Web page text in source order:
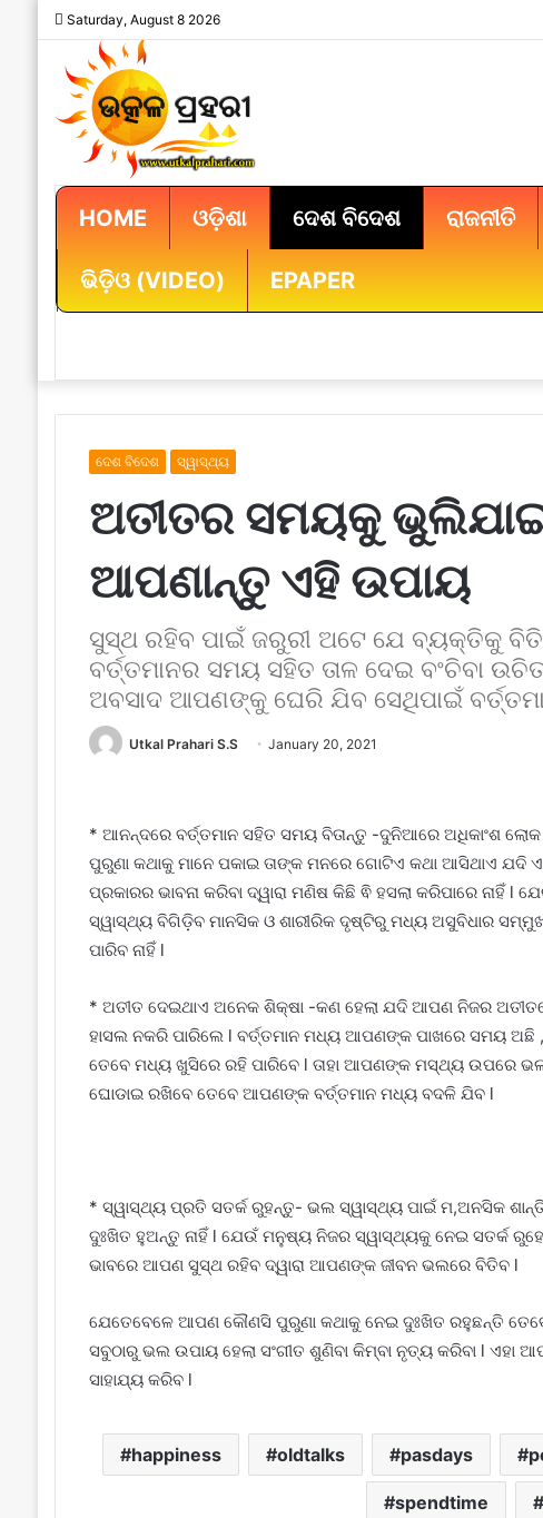
Saturday, August 8 2026
HOME ଓଡ଼ିଶା ଦେଶ ବିଦେଶ ରାଜନୀତି
ଭିଡ଼ିଓ (VIDEO) EPAPER
ଦେଶ ବିଦେଶ ସ୍ୱାସ୍ଥ୍ୟ
ଅତୀତର ସମୟକୁ
ଆପଣାନ୍ତୁ ଏହି ଉପାୟ
ସୁସ୍ଥ ରହିବ ପାଇଁ ଜରୁରୀ ଅଟେ ଯେ ବ୍ୟକ୍ତିକୁ
ବର୍ତ୍ତମାନର ସମୟ ସହିତ ତାଳ ଦେଇ ବଂଚିବା
ଅବସାଦ ଆପଣଙ୍କୁ ଘେରି ଯିବ ସେଥିପାଇଁ
Utkal Prahari S.S January 20, 2021
* ଆନନ୍ଦରେ ବର୍ତ୍ତମାନ ସହିତ ସମୟ ବିତାନ୍ତୁ -ଦୁନିଆରେ ଅଧିକାଂଶ
ପୁରୁଣା କଥାକୁ ମାନେ ପକାଇ ତାଙ୍କ ମନରେ ଗୋଟିଏ କଥା ଆସିଥାଏ ଯଦି
ପ୍ରକାରର ଭାବନା କରିବା ଦ୍ୱାରା ମଣିଷ କିଛି ଵି ହସଲା କରିପାରେ ନାହିଁ
ସ୍ୱାସ୍ଥ୍ୟ ବିଗିଡ଼ିବ ମାନସିକ ଓ ଶାରୀରିକ ଦୃଷ୍ଟିରୁ ମଧ୍ୟ ଅସୁବିଧାର
ପାରିବ ନାହିଁ l
* ଅତୀତ ଦେଇଥାଏ ଅନେକ ଶିକ୍ଷା -କଣ ହେଲା ଯଦି ଆପଣ ନିଜର
ହାସଲ ନକରି ପାରିଲେ l ବର୍ତ୍ତମାନ ମଧ୍ୟ ଆପଣଙ୍କ ପାଖରେ ସମୟ
ତେବେ ମଧ୍ୟ ଖୁସିରେ ରହି ପାରିବେ l ତାହା ଆପଣଙ୍କ ମସ୍ଥ୍ୟ ଉପରେ
ଘୋଡାଇ ରଖିବେ ତେବେ ଆପଣଙ୍କ ବର୍ତ୍ତମାନ ମଧ୍ୟ ବଦଳି ଯିବ l
* ସ୍ୱାସ୍ଥ୍ୟ ପ୍ରତି ସତର୍କ ରୁହନ୍ତୁ- ଭଲ ସ୍ୱାସ୍ଥ୍ୟ ପାଇଁ ମ,ଅନସିକ
ଦୁଃଖିତ ହୁଅନ୍ତୁ ନାହିଁ l ଯେଉଁ ମନୁଷ୍ୟ ନିଜର ସ୍ୱାସ୍ଥ୍ୟକୁ ନେଇ ସତର୍କ
ଭାବରେ ଆପଣ ସୁସ୍ଥ ରହିବ ଦ୍ୱାରା ଆପଣଙ୍କ ଜୀବନ ଭଲରେ ବିତିବ l
ଯେତେବେଳେ ଆପଣ କୌଣସି ପୁରୁଣା କଥାକୁ ନେଇ ଦୁଃଖିତ ରହୁଛନ୍ତି
ସବୁଠାରୁ ଭଲ ଉପାୟ ହେଲା ସଂଗୀତ ଶୁଣିବା କିମ୍ବା ନୃତ୍ୟ କରିବା l
ସାହାଯ୍ୟ କରିବ l
happiness oldtalks pasdays
spendtime